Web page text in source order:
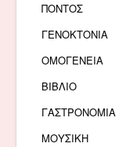
ΠΟΝΤΟΣ
ΓΕΝΟΚΤΟΝΙΑ
ΟΜΟΓΕΝΕΙΑ
ΒΙΒΛΙΟ
ΓΑΣΤΡΟΝΟΜΙΑ
ΜΟΥΣΙΚΗ